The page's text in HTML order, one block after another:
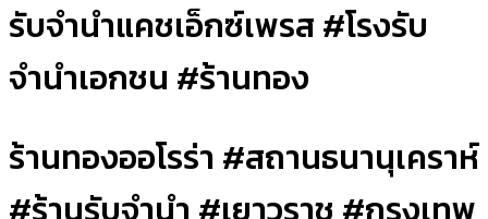
รับจำนำแคชเอ็กซ์เพรส #โรงรับ
จำนำเอกชน #ร้านทอง
ร้านทองออโรร่า #สถานธนานุเคราห์